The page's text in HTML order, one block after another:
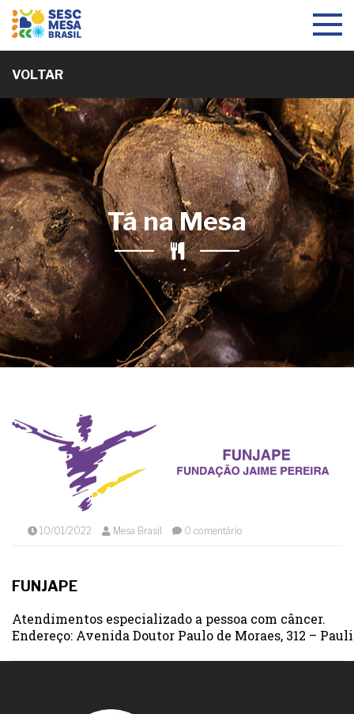
Toggle
VOLTAR
Tá na Mesa
10/01/2022 Mesa Brasil 0 comentário
FUNJAPE
Atendimentos especializado a pessoa com câncer.
Endereço: Avenida Doutor Paulo de Moraes, 312 –